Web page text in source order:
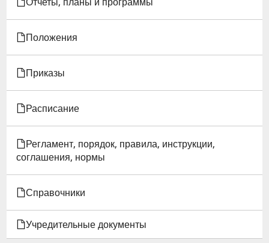
Положения
Приказы
Расписание
Регламент, порядок, правила, инструкции,
соглашения, нормы
Справочники
Учредительные документы